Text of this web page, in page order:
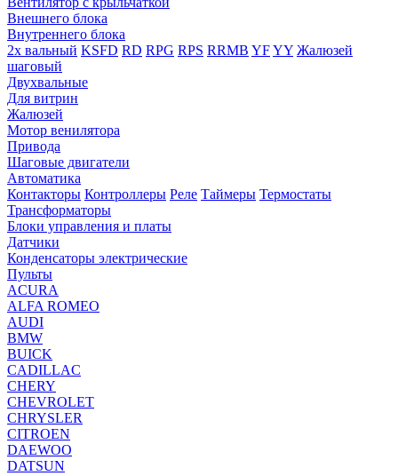
Внешнего блока
Внутреннего блока
2х вальный KSFD RD RPG RPS RRMB YFYY Жалюзей
шаговый
Двухвальные
Для витрин
Жалюзей
Мотор венилятора
Привода
Шаговые двигатели
Автоматика
Контакторы Контроллеры Реле Таймеры Термостаты
Трансформаторы
Блоки управления и платы
Датчики
Конденсаторы электрические
Пульты
ACURA
ALFA ROMEO
AUDI
BMW
BUICK
CADILLAC
CHERY
CHEVROLET
CHRYSLER
CITROEN
DAEWOO
DATSUN